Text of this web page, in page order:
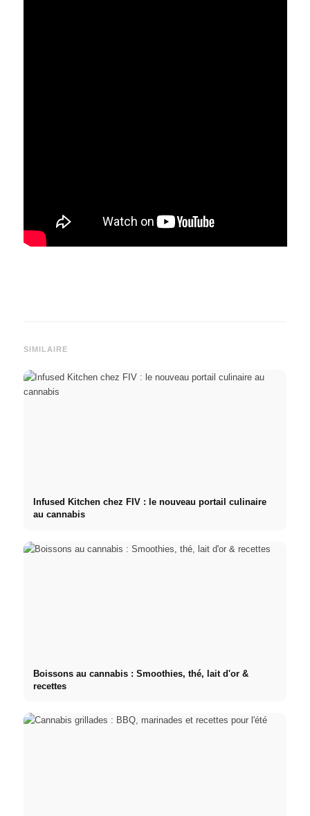
SIMILAIRE
Infused Kitchen chez FIV : le nouveau portail culinaire
au cannabis
Boissons au cannabis : Smoothies, thé, lait d'or &
recettes